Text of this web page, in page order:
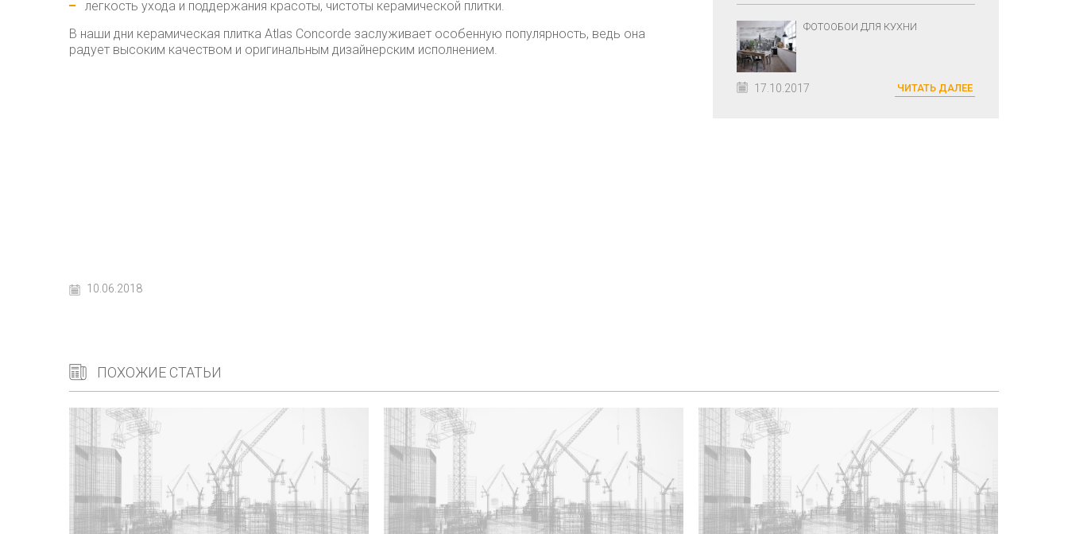
легкость ухода и поддержания красоты, чистоты керамической плитки.
В наши дни керамическая плитка Atlas Concorde заслуживает особенную популярность, ведь она
радует высоким качеством и оригинальным дизайнерским исполнением.
10.06.2018
ФОТООБОИ ДЛЯ КУХНИ
17.10.2017 ЧИТАТЬ ДАЛЕЕ
ПОХОЖИЕ СТАТЬИ